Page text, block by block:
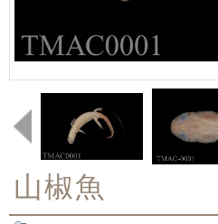
山椒魚